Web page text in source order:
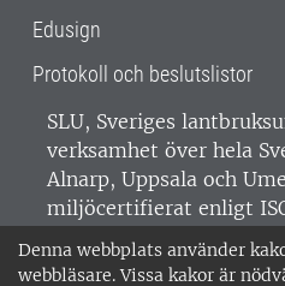
Denna webbplats använder
webbläsare. Vissa kakor är
Edusign
Protokoll och beslutslistor
SLU, Sveriges
verksamhet över hela
Alnarp, Uppsala och
miljöcertifierat enligt ISO
018-67 10 00 • Org nr:
medarbetarwebben•